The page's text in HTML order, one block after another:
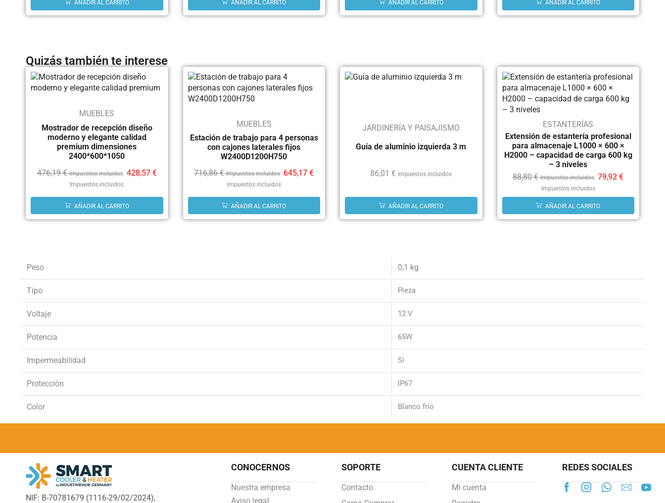
AÑADIR AL CARRITO AÑADIR AL CARRITO AÑADIR AL CARRITO AÑADIR AL CARRITO
Quizás también te interese
MUEBLES
Mostrador de recepción diseño
moderno y elegante calidad
premium dimensiones
2400*600*1050
476,19€ Impuestos incluidos 428,57 €
Impuestos incluidos
AÑADIR AL CARRITO
MUEBLES
Estación de trabajo para 4 personas
con cajones laterales fijos
W2400D1200H750
716,86€ Impuestos incluidos 645,17€
Impuestos incluidos
AÑADIR AL CARRITO
JARDINERÍA Y PAISAJISMO
Guía de aluminio izquierda 3 m
86,01€ Impuestos incluidos
AÑADIR AL CARRITO
ESTANTERÍAS
Extensión de estantería profesional
para almacenaje L1000 × 600 ×
H2000 – capacidad de carga 600 kg
– 3 niveles
88,80€ Impuestos incluidos 79,92€
Impuestos incluidos
AÑADIR AL CARRITO
Peso 0,1 kg
Tipo Pieza
Voltaje 12 V
Potencia 65W
Impermeabilidad Si
Protección IP67
Color Blanco frío
NIF: B-70781679 (1116-29/02/2024),
CONOCERNOS
Nuestra empresa
Aviso legal
SOPORTE
Contacto
CUENTA CLIENTE
Mi cuenta
REDES SOCIALES